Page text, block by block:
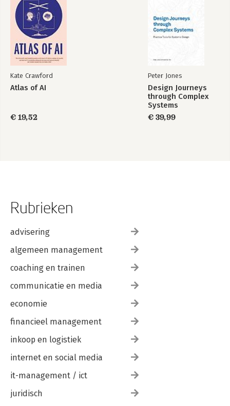
Kate Crawford
Atlas of AI
€ 19,52
Peter Jones
Design Journeys
through Complex
Systems
€ 39,99
Rubrieken
advisering
algemeen management
coaching en trainen
communicatie en media
economie
financieel management
inkoop en logistiek
internet en social media
it-management / ict
juridisch